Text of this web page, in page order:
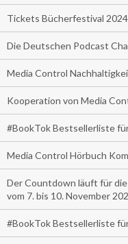
Tickets Bücherfestival 2024
Die Deutschen Podcast
Media Control
Kooperation von Media
#BookTok Bestsellerliste
Media Control Hörbuch
Der Countdown läuft für
vom 7. bis 10. November
#BookTok Bestsellerliste